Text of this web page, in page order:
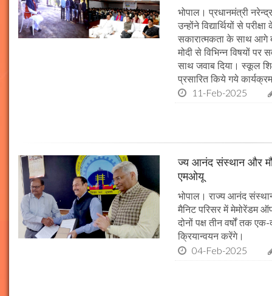
भोपाल। प्रधानमंत्री नरेन्द्र
उन्होंने विद्यार्थियों से
सकारात्मकता के साथ आगे
मोदी से विभिन्न विषयों
साथ जवाब दिया। स्कूल
प्रसारित किये गये
11-Feb-2025
ज्य आनंद संस्थान और
एमओयू
भोपाल। राज्य आनंद
मैनिट परिसर में मेमोरेंडम
दोनों पक्ष तीन वर्षों तक
क्रियान्वयन करेंगे।
04-Feb-2025